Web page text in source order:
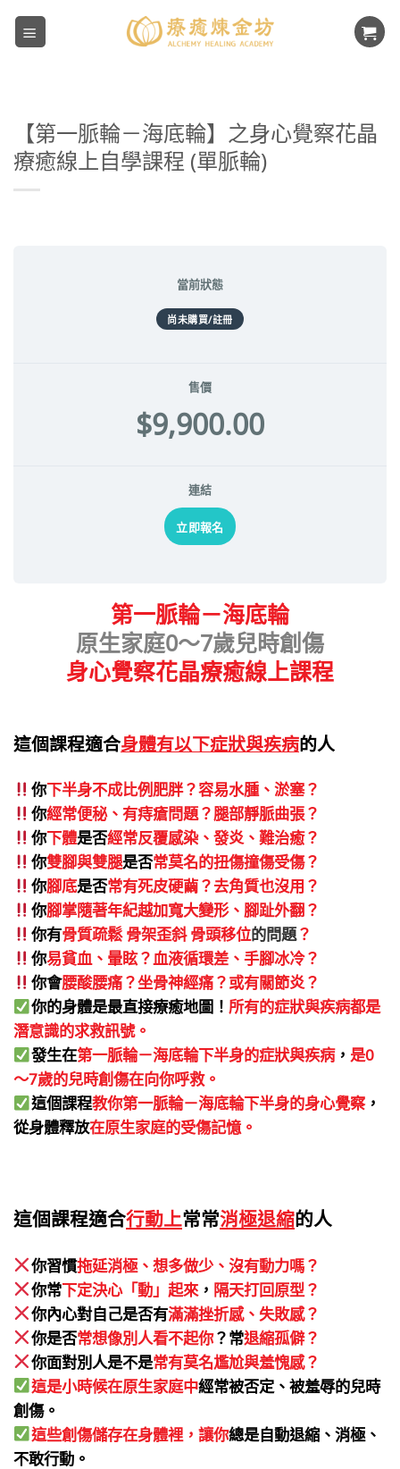
Skip
【第一脈輪－海底輪】之身心覺察花晶
療癒線上自學課程 (單脈輪)
當前狀態
尚未購買/註冊
售價
$9,900.00
連結
立即報名
第一脈輪－海底輪
原生家庭0～7歲兒時創傷
身心覺察花晶療癒線上課程
這個課程適合身體有以下症狀與疾病的人
你下半身不成比例肥胖？容易水腫、淤塞？
你經常便秘、有痔瘡問題？腿部靜脈曲張？
你下體是否經常反覆感染、發炎、難治癒？
你雙腳與雙腿是否常莫名的扭傷撞傷受傷？
你腳底是否常有死皮硬繭？去角質也沒用？
你腳掌隨著年紀越加寬大變形、腳趾外翻？
你有骨質疏鬆 骨架歪斜 骨頭移位的問題？
你易貧血、暈眩？血液循環差、手腳冰冷？
你會腰酸腰痛？坐骨神經痛？或有關節炎？
你的身體是最直接療癒地圖！ 所有的症狀與疾病都是
潛意識的求救訊號。
發生在第一脈輪－海底輪下半身的症狀與疾病， 是0
～7歲的兒時創傷在向你呼救。
這個課程教你第一脈輪－海底輪下半身的身心覺察，
從身體釋放在原生家庭的受傷記憶 。
這個課程適合行動上常常消極退縮的人
你習慣拖延消極、想多做少、沒有動力嗎？
你常下定決心「動」起來， 隔天打回原型？
你內心對自己是否有滿滿挫折感、失敗感？
你是否常想像別人看不起你？常退縮孤僻？
你面對別人是不是常有莫名尷尬與羞愧感？
這是小時候在原生家庭中經常被否定、被羞辱的兒時
創傷。
這些創傷儲存在身體裡，讓你總是自動退縮、消極、
不敢行動。